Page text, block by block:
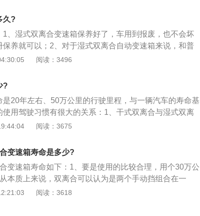
在买车时建议车友们去试驾，这样才可以感受到变速箱
感受到变速箱的换挡逻辑是否足够好。
1.承受扭矩有区别。湿式双离合变速箱能承受的最大扭
大。所以一般的1.4t发动机都会与干式双离合变速箱搭配
湿式双离合变速箱搭配使用。2.换挡速度有区别。干式双
快。3.可靠性有区别。湿式双离合变速箱的可靠性要比
干式双离合变速箱在遇到堵车路况时，非常容易过热。
式双离合变速箱小。5.价格有差别。一般湿式双离合变
变速箱贵。
久?
、湿式双离合变速箱保养好了，车用到报废，也不会坏
养就可以；2、对于湿式双离合自动变速箱来说，和普
要定期进行保养的；3、保养的时候主要是更换变速箱
阅读：3496
?
20年左右、50万公里的行驶里程，与一辆汽车的寿命基
用驾驶习惯有很大的关系：1、干式双离合与湿式双离
离合器片工作环境。湿式双离合器片，是指离合器片浸
在液压油中，油液起到了一定的散热效果，所以使用起
离合因为散热不好，在拥堵的市区容易出现离合器片高
式双离合变速箱技术成熟度要高。湿式双离合结构复
其动力传递效率不如干式的高；4、那一般情况下呢这
年，好一点的呢是五年，过期之后润滑效果会下降，而
阅读：3675
变速箱寿命是多少?
变速箱寿命如下：1、要是使用的比较合理，用个30万公
本质上来说，双离合可以认为是两个手动挡组合在一
机构控制的；3、双离合的两个离合器可以互相切换，
行接力式换挡；4、双离合是一个古老的技术，早在二
阅读：3618